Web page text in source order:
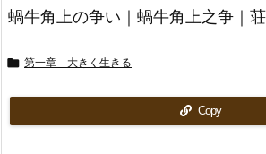
蝸牛角上の争い｜蝸牛角上之争｜荘
 第一章 大きく生きる
Copy